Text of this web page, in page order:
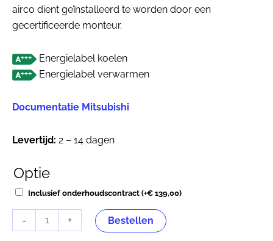
airco dient geïnstalleerd te worden door een
gecertificeerde monteur.
Energielabel koelen
Energielabel verwarmen
Documentatie Mitsubishi
Levertijd: 2 – 14 dagen
Optie
Inclusief onderhoudscontract (+€ 139,00)
-
Mitsubishi
Heavy
25ZS-
+ Bestellen